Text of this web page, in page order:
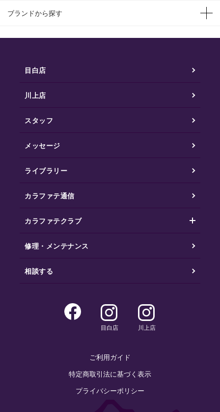
ブランドから探す
目白店
川上店
スタッフ
メッセージ
ライブラリー
カラファテ通信
カラファテクラブ
修理・メンテナンス
相談する
目白店 川上店
ご利用ガイド
特定商取引法に基づく表示
プライバシーポリシー